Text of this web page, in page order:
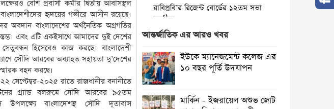
বেশি প্রবাসী কর্মীর দ্বিতীয় আবাসস্থল
হৃদয়ের গভীরে আসীন রয়েছে।
অবদান বাংলাদেশের অর্থনৈতিক অগ্রগতির
এবং এটি একইসাথে আমাদের দুই দেশের
সেতুবন্ধন হিসেবেও কাজ করছে। বাংলাদেশী
সৌদি আরবের অব্যাহত সহায়তা দু’দেশের
স্মারক বহন করছে।
সেপ্টেম্বর-২০২৫ রাতে রাজধানীর বনানীতে
গ্র্যান্ড বলরুমে সৌদি আরবের ৯৫তম
উপলক্ষ্যে বাংলাদেশস্থ সৌদি দূতাবাস
রাবিপ্রবি’র রিজেন্ট বোর্ডের ১২তম সভা
অনুষ্ঠিত
রাঙামাটির কল্যাণপুরে বৈদ্যুতিক শর্ট
সার্কিটে দুই দোকান পুড়ে ছাই
রাঙামাটিতে “ফিরে দেখা রক্তঝরা জুলাই-
আগস্ট প্রত্যাশা আর প্রাপ্তি শীর্ষক
“কথকতা” অনুষ্ঠান অনুষ্ঠিত
আন্তর্জাতিক এর আরও খবর
ইউকে ম্যানেজমেন্ট কলেজ এর
১০ বছর পূর্তি উদযাপন
মার্কিন - ইজরায়েল অশুভ জোট